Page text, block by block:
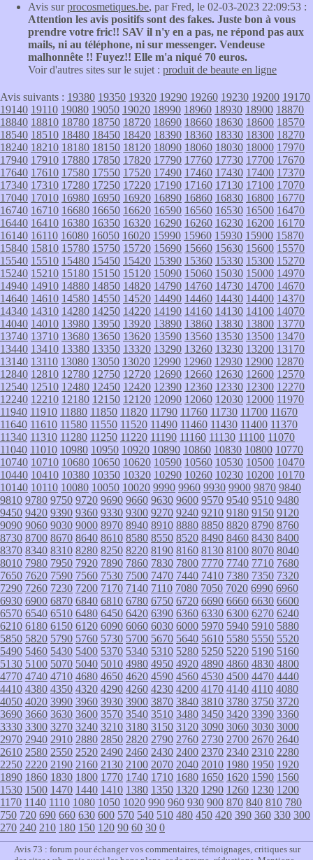
Avis surprocosmetiques.be, par Fred, le 02-03-2023 22:09:53 :
Attention les avis positifs sont des fakes. Juste bon à vous
prendre votre fric!! SAV il n'y en a pas, ne répond pas aux
mails, ni au téléphone, ni sur messenger. Vendeuse
malhonnête !! Fuyez!! Elle m'a niqué 70 euros.
Voir d'autres sites sur le sujet : produit de beaute en ligne
Avis suivants : 19380 19350 19320 19290 19260 19230 19200 19170
19140 19110 19080 19050 19020 18990 18960 18930 18900 18870
18840 18810 18780 18750 18720 18690 18660 18630 18600 18570
18540 18510 18480 18450 18420 18390 18360 18330 18300 18270
18240 18210 18180 18150 18120 18090 18060 18030 18000 17970
17940 17910 17880 17850 17820 17790 17760 17730 17700 17670
17640 17610 17580 17550 17520 17490 17460 17430 17400 17370
17340 17310 17280 17250 17220 17190 17160 17130 17100 17070
17040 17010 16980 16950 16920 16890 16860 16830 16800 16770
16740 16710 16680 16650 16620 16590 16560 16530 16500 16470
16440 16410 16380 16350 16320 16290 16260 16230 16200 16170
16140 16110 16080 16050 16020 15990 15960 15930 15900 15870
15840 15810 15780 15750 15720 15690 15660 15630 15600 15570
15540 15510 15480 15450 15420 15390 15360 15330 15300 15270
15240 15210 15180 15150 15120 15090 15060 15030 15000 14970
14940 14910 14880 14850 14820 14790 14760 14730 14700 14670
14640 14610 14580 14550 14520 14490 14460 14430 14400 14370
14340 14310 14280 14250 14220 14190 14160 14130 14100 14070
14040 14010 13980 13950 13920 13890 13860 13830 13800 13770
13740 13710 13680 13650 13620 13590 13560 13530 13500 13470
13440 13410 13380 13350 13320 13290 13260 13230 13200 13170
13140 13110 13080 13050 13020 12990 12960 12930 12900 12870
12840 12810 12780 12750 12720 12690 12660 12630 12600 12570
12540 12510 12480 12450 12420 12390 12360 12330 12300 12270
12240 12210 12180 12150 12120 12090 12060 12030 12000 11970
11940 11910 11880 11850 11820 11790 11760 11730 11700 11670
11640 11610 11580 11550 11520 11490 11460 11430 11400 11370
11340 11310 11280 11250 11220 11190 11160 11130 11100 11070
11040 11010 10980 10950 10920 10890 10860 10830 10800 10770
10740 10710 10680 10650 10620 10590 10560 10530 10500 10470
10440 10410 10380 10350 10320 10290 10260 10230 10200 10170
10140 10110 10080 10050 10020 9990 9960 9930 9900 9870 9840
9810 9780 9750 9720 9690 9660 9630 9600 9570 9540 9510 9480
9450 9420 9390 9360 9330 9300 9270 9240 9210 9180 9150 9120
9090 9060 9030 9000 8970 8940 8910 8880 8850 8820 8790 8760
8730 8700 8670 8640 8610 8580 8550 8520 8490 8460 8430 8400
8370 8340 8310 8280 8250 8220 8190 8160 8130 8100 8070 8040
8010 7980 7950 7920 7890 7860 7830 7800 7770 7740 7710 7680
7650 7620 7590 7560 7530 7500 7470 7440 7410 7380 7350 7320
7290 7260 7230 7200 7170 7140 7110 7080 7050 7020 6990 6960
6930 6900 6870 6840 6810 6780 6750 6720 6690 6660 6630 6600
6570 6540 6510 6480 6450 6420 6390 6360 6330 6300 6270 6240
6210 6180 6150 6120 6090 6060 6030 6000 5970 5940 5910 5880
5850 5820 5790 5760 5730 5700 5670 5640 5610 5580 5550 5520
5490 5460 5430 5400 5370 5340 5310 5280 5250 5220 5190 5160
5130 5100 5070 5040 5010 4980 4950 4920 4890 4860 4830 4800
4770 4740 4710 4680 4650 4620 4590 4560 4530 4500 4470 4440
4410 4380 4350 4320 4290 4260 4230 4200 4170 4140 4110 4080
4050 4020 3990 3960 3930 3900 3870 3840 3810 3780 3750 3720
3690 3660 3630 3600 3570 3540 3510 3480 3450 3420 3390 3360
3330 3300 3270 3240 3210 3180 3150 3120 3090 3060 3030 3000
2970 2940 2910 2880 2850 2820 2790 2760 2730 2700 2670 2640
2610 2580 2550 2520 2490 2460 2430 2400 2370 2340 2310 2280
2250 2220 2190 2160 2130 2100 2070 2040 2010 1980 1950 1920
1890 1860 1830 1800 1770 1740 1710 1680 1650 1620 1590 1560
1530 1500 1470 1440 1410 1380 1350 1320 1290 1260 1230 1200
1170 1140 1110 1080 1050 1020 990 960 930 900 870 840 810 780
750 720 690 660 630 600 570 540 510 480 450 420 390 360 330 300
270 240 210 180 150 120 90 60 30 0
Avis 73 : forum pour échanger vos commentaires, témoignages, critiques sur